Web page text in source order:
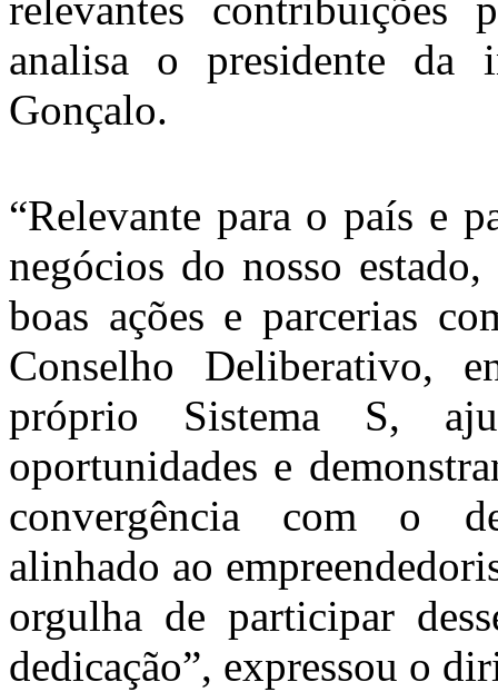
relevantes contribuições
analisa o presidente da
Gonçalo.
“Relevante para o país e
negócios do nosso
boas ações e parcerias
Conselho Deliberativo,
próprio Sistema S,
oportunidades e
convergência com o
alinhado ao
orgulha de participar
dedicação”, expressou o